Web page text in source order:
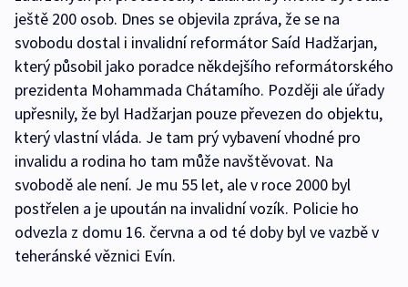
ještě 200 osob. Dnes se objevila zpráva, že se na
svobodu dostal i invalidní reformátor Saíd Hadžarjan,
který působil jako poradce někdejšího reformátorského
prezidenta Mohammada Chátamího. Později ale úřady
upřesnily, že byl Hadžarjan pouze převezen do objektu,
který vlastní vláda. Je tam prý vybavení vhodné pro
invalidu a rodina ho tam může navštěvovat. Na
svobodě ale není. Je mu 55 let, ale v roce 2000 byl
postřelen a je upoután na invalidní vozík. Policie ho
odvezla z domu 16. června a od té doby byl ve vazbě v
teheránské věznici Evín.